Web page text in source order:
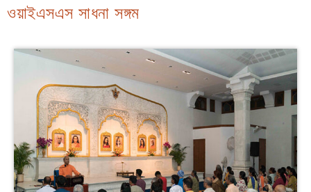
ওয়াইএসএস সাধনা সঙ্গম